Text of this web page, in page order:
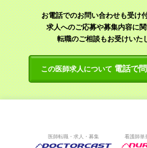
お電話でのお問い合わせも受け
求人へのご応募や募集内容に
転職のご相談もお受けいた
この医師求人について 電話で
医師転職・求人・募集 看護師単